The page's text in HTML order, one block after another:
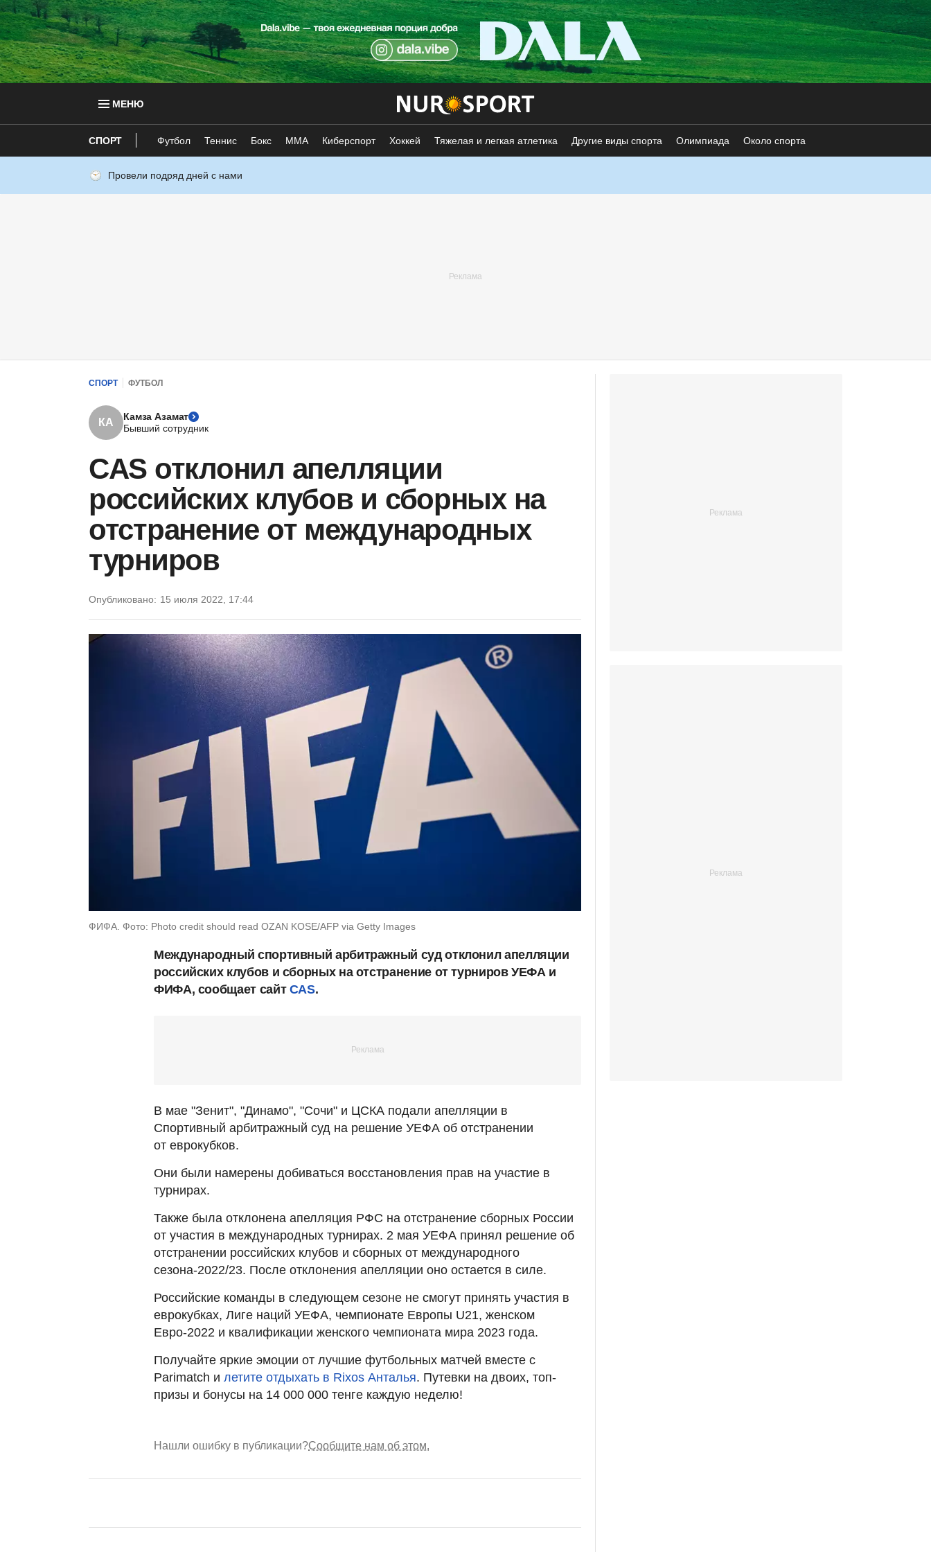
МЕНЮ
СПОРТ Футбол Теннис Бокс ММА Киберспорт Хоккей Тяжелая и легкая атлетика Другие виды спорта Олимпиада Около спорта
Провели подряд дней с нами
СПОРТ ФУТБОЛ
КА
Камза Азамат
Бывший сотрудник
CAS отклонил апелляции
российских клубов и сборных на
отстранение от международных
турниров
Опубликовано: 15 июля 2022, 17:44
ФИФА. Фото: Photo credit should read OZAN KOSE/AFP via Getty Images
Международный спортивный арбитражный суд отклонил апелляции
российских клубов и сборных на отстранение от турниров УЕФА и
ФИФА, сообщает сайт CAS.
В мае "Зенит", "Динамо", "Сочи" и ЦСКА подали апелляции в
Спортивный арбитражный суд на решение УЕФА об отстранении
от еврокубков.
Они были намерены добиваться восстановления прав на участие в
турнирах.
Также была отклонена апелляция РФС на отстранение сборных России
от участия в международных турнирах. 2 мая УЕФА принял решение об
отстранении российских клубов и сборных от международного
сезона-2022/23. После отклонения апелляции оно остается в силе.
Российские команды в следующем сезоне не смогут принять участия в
еврокубках, Лиге наций УЕФА, чемпионате Европы U21, женском
Евро-2022 и квалификации женского чемпионата мира 2023 года.
Получайте яркие эмоции от лучшие футбольных матчей вместе с
Parimatch и летите отдыхать в Rixos Анталья. Путевки на двоих, топ-
призы и бонусы на 14 000 000 тенге каждую неделю!
Нашли ошибку в публикации?Сообщите нам об этом.